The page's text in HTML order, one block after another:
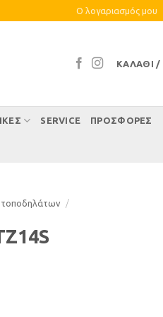
Ο λογαριασμός μου
ΚΑΛΆΘΙ /
SERVICE ΠΡΟΣΦΟΡΕΣ
/